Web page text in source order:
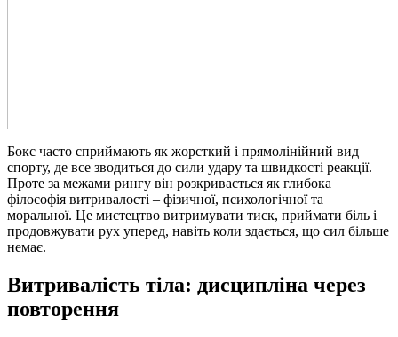
Бокс часто сприймають як жорсткий і прямолінійний вид
спорту, де все зводиться до сили удару та швидкості реакції.
Проте за межами рингу він розкривається як глибока
філософія витривалості – фізичної, психологічної та
моральної. Це мистецтво витримувати тиск, приймати біль і
продовжувати рух уперед, навіть коли здається, що сил більше
немає.
Витривалість тіла: дисципліна через
повторення